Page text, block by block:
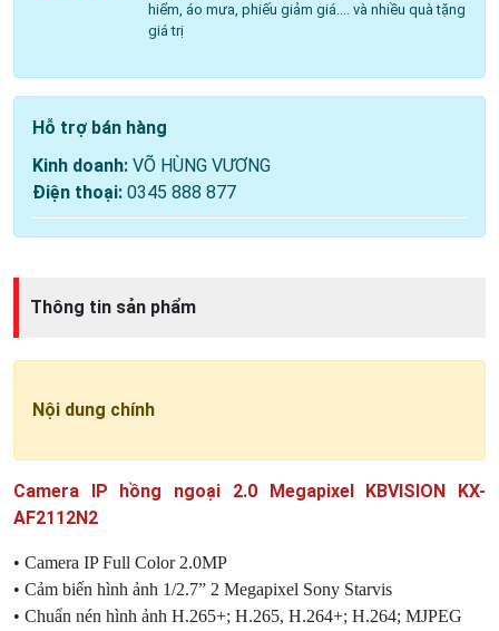
hiểm, áo mưa, phiếu giảm giá.... và nhiều quà tặng
giá trị
Hỗ trợ bán hàng
Kinh doanh: VÕ HÙNG VƯƠNG
Điện thoại: 0345 888 877
Thông tin sản phẩm
Nội dung chính
Camera IP hồng ngoại 2.0 Megapixel KBVISION KX-
AF2112N2
• Camera IP Full Color 2.0MP
• Cảm biến hình ảnh 1/2.7” 2 Megapixel Sony Starvis
• Chuẩn nén hình ảnh H.265+; H.265, H.264+; H.264; MJPEG